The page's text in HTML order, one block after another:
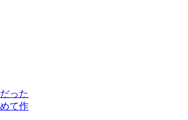
った
て作